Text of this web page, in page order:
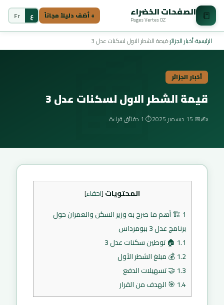
📒 الصفحات الخضراء
Pages Vertes DZ + أضف دليلاً مجاناً ع Fr
الرئيسية›أخبار الجزائر›قيمة الشطر الاول لسكنات عدل 3
📰 أخبار الجزائر
قيمة الشطر الاول لسكنات عدل 3
✍️📅 15 ديسمبر 2025 ⏱️ 1 دقائق قراءة
المحتويات [اخفاء]
1 🏗️ أهم ما صرح به وزير السكن والعمران حول
برنامج عدل 3 ببومرداس
1.1 🏠 توطين سكنات عدل 3
1.2💰 مبلغ الشطر الأول
1.3🤝 تسهيلات الدفع
1.4 🎯 الهدف من القرار